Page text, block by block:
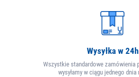
Wysyłka w 24h
Wszystkie standardowe zamówienia
wysyłamy w ciągu jednego